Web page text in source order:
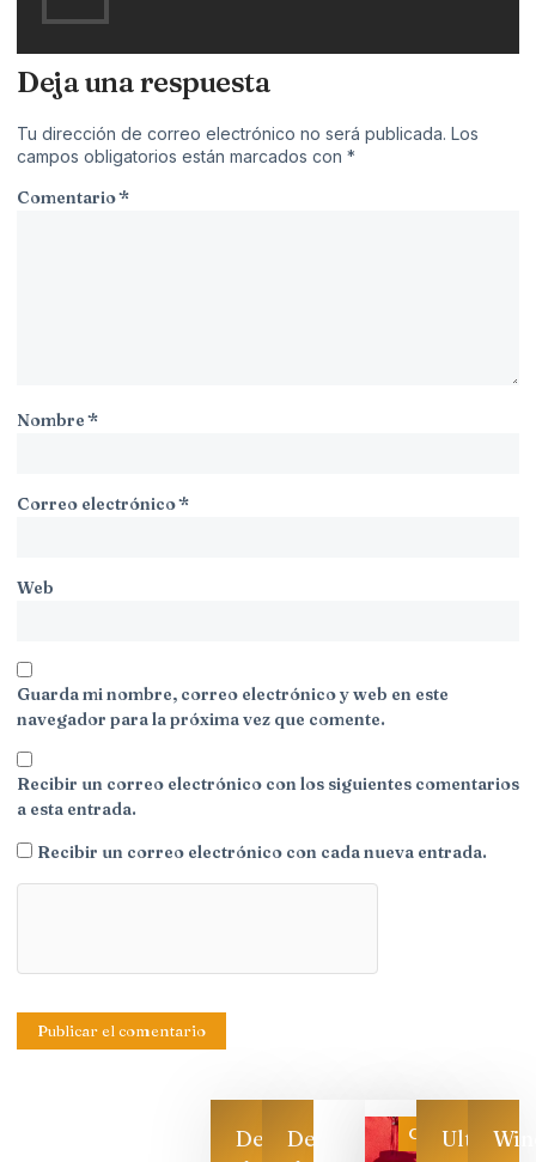
Deja una respuesta
Tu dirección de correo electrónico no será publicada. Los
campos obligatorios están marcados con *
Comentario*
Nombre*
Correo electrónico*
Web
Guarda mi nombre, correo electrónico y web en este
navegador para la próxima vez que comente.
Recibir un correo electrónico con los siguientes comentarios
a esta entrada.
Recibir un correo electrónico con cada nueva entrada.
DescargaDescarga
CategoríaUltimas